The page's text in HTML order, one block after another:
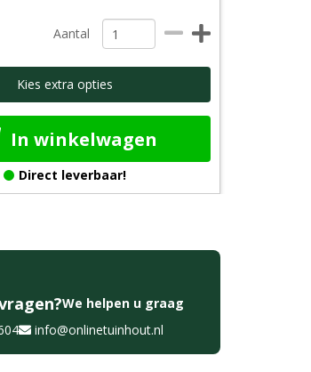
Aantal
Kies extra opties
In winkelwagen
Direct leverbaar!
We helpen u graag
info@onlinetuinhout.nl